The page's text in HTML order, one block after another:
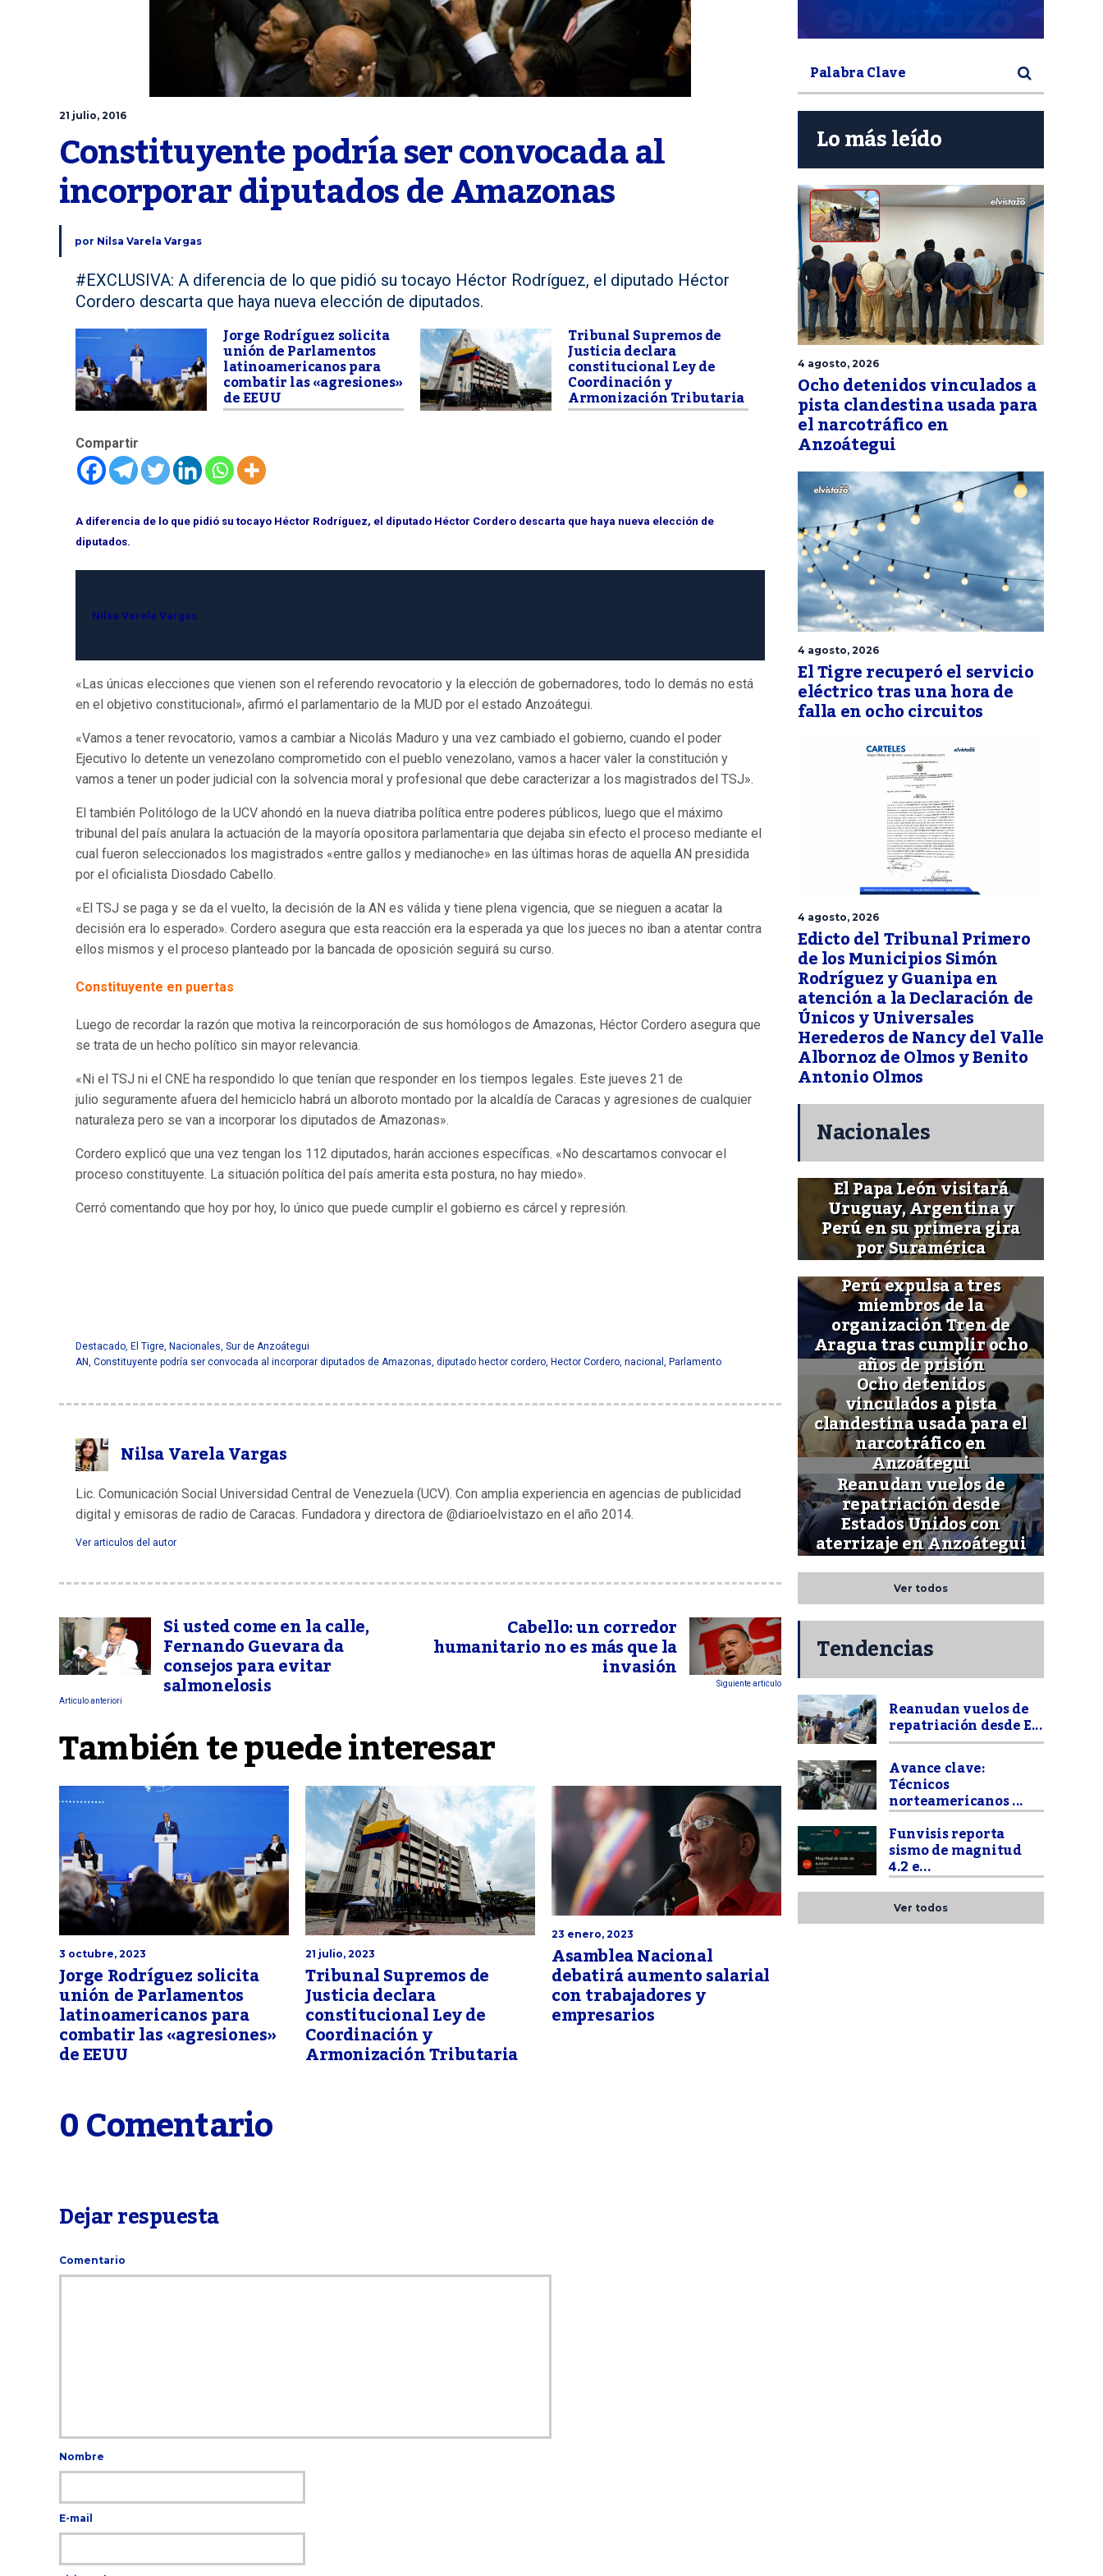
21 julio, 2016
Constituyente podría ser convocada al
incorporar diputados de Amazonas
por Nilsa Varela Vargas
#EXCLUSIVA: A diferencia de lo que pidió su tocayo Héctor Rodríguez, el diputado Héctor
Cordero descarta que haya nueva elección de diputados.
Jorge Rodríguez solicita
unión de Parlamentos
latinoamericanos para
combatir las «agresiones»
de EEUU
Tribunal Supremos de
Justicia declara
constitucional Ley de
Coordinación y
Armonización Tributaria
Compartir
A diferencia de lo que pidió su tocayo Héctor Rodríguez, el diputado Héctor Cordero descarta que haya nueva elección de
diputados.
Nilsa Varela Vargas
«Las únicas elecciones que vienen son el referendo revocatorio y la elección de gobernadores, todo lo demás no está
en el objetivo constitucional», afirmó el parlamentario de la MUD por el estado Anzoátegui.
«Vamos a tener revocatorio, vamos a cambiar a Nicolás Maduro y una vez cambiado el gobierno, cuando el poder
Ejecutivo lo detente un venezolano comprometido con el pueblo venezolano, vamos a hacer valer la constitución y
vamos a tener un poder judicial con la solvencia moral y profesional que debe caracterizar a los magistrados del TSJ».
El también Politólogo de la UCV ahondó en la nueva diatriba política entre poderes públicos, luego que el máximo
tribunal del país anulara la actuación de la mayoría opositora parlamentaria que dejaba sin efecto el proceso mediante el
cual fueron seleccionados los magistrados «entre gallos y medianoche» en las últimas horas de aquella AN presidida
por el oficialista Diosdado Cabello.
«El TSJ se paga y se da el vuelto, la decisión de la AN es válida y tiene plena vigencia, que se nieguen a acatar la
decisión era lo esperado». Cordero asegura que esta reacción era la esperada ya que los jueces no iban a atentar contra
ellos mismos y el proceso planteado por la bancada de oposición seguirá su curso.
Constituyente en puertas
Luego de recordar la razón que motiva la reincorporación de sus homólogos de Amazonas, Héctor Cordero asegura que
se trata de un hecho político sin mayor relevancia.
«Ni el TSJ ni el CNE ha respondido lo que tenían que responder en los tiempos legales. Este jueves 21 de
julio seguramente afuera del hemiciclo habrá un alboroto montado por la alcaldía de Caracas y agresiones de cualquier
naturaleza pero se van a incorporar los diputados de Amazonas».
Cordero explicó que una vez tengan los 112 diputados, harán acciones específicas. «No descartamos convocar el
proceso constituyente. La situación política del país amerita esta postura, no hay miedo».
Cerró comentando que hoy por hoy, lo único que puede cumplir el gobierno es cárcel y represión.
Destacado, El Tigre, Nacionales, Sur de Anzoátegui
AN, Constituyente podría ser convocada al incorporar diputados de Amazonas, diputado hector cordero, Hector Cordero, nacional , Parlamento
Nilsa Varela Vargas
Lic. Comunicación Social Universidad Central de Venezuela (UCV). Con amplia experiencia en agencias de publicidad
digital y emisoras de radio de Caracas. Fundadora y directora de @diarioelvistazo en el año 2014.
Ver articulos del autor
Si usted come en la calle,
Fernando Guevara da
consejos para evitar
salmonelosis
Articulo anteriori
Cabello: un corredor
humanitario no es más que la
invasión Siguiente articulo
También te puede interesar
3 octubre, 2023
Jorge Rodríguez solicita
unión de Parlamentos
latinoamericanos para
combatir las «agresiones»
de EEUU
21 julio, 2023
Tribunal Supremos de
Justicia declara
constitucional Ley de
Coordinación y
Armonización Tributaria
23 enero, 2023
Asamblea Nacional
debatirá aumento salarial
con trabajadores y
empresarios
0 Comentario
Dejar respuesta
Comentario
Nombre
E-mail
Lo más leído
4 agosto, 2026
Ocho detenidos vinculados a
pista clandestina usada para
el narcotráfico en
Anzoátegui
4 agosto, 2026
El Tigre recuperó el servicio
eléctrico tras una hora de
falla en ocho circuitos
4 agosto, 2026
Edicto del Tribunal Primero
de los Municipios Simón
Rodríguez y Guanipa en
atención a la Declaración de
Únicos y Universales
Herederos de Nancy del Valle
Albornoz de Olmos y Benito
Antonio Olmos
Nacionales
El Papa León visitará
Uruguay, Argentina y
Perú en su primera gira
por Suramérica
Perú expulsa a tres
miembros de la
organización Tren de
Aragua tras cumplir ocho
años de prisión
Ocho detenidos
vinculados a pista
clandestina usada para el
narcotráfico en
Anzoátegui
Reanudan vuelos de
repatriación desde
Estados Unidos con
aterrizaje en Anzoátegui
Ver todos
Tendencias
Reanudan vuelos de
repatriación desde E...
Avance clave:
Técnicos
norteamericanos ...
Funvisis reporta
sismo de magnitud
4.2 e...
Ver todos